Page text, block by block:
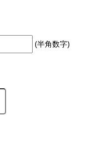
(半角数字)